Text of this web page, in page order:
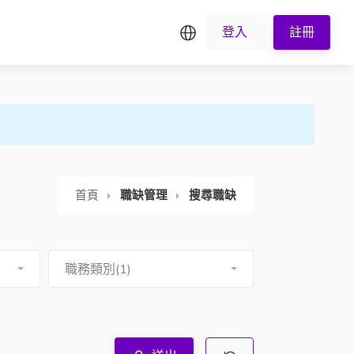
繁中登入 註冊
首頁 職缺管理 搜尋職缺
職務類別(1)